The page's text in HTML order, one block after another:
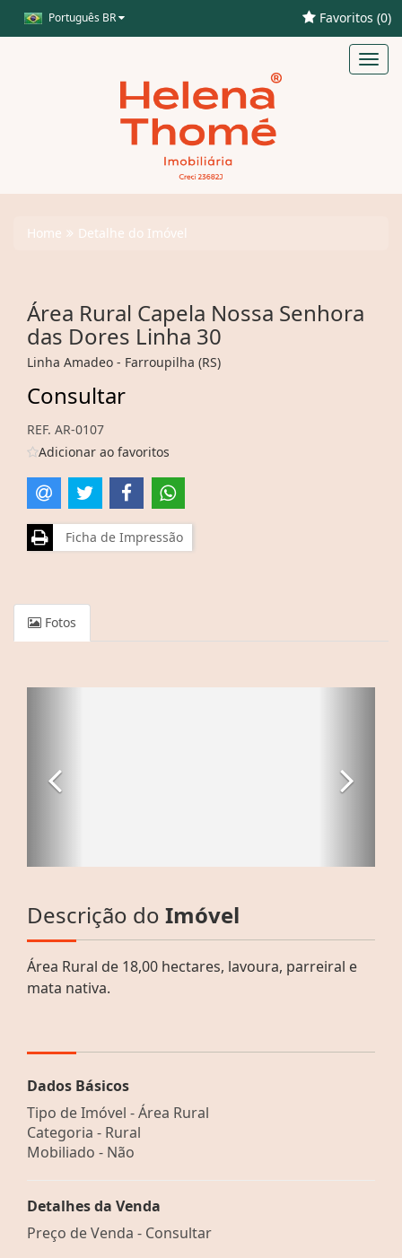
Português BR Favoritos (0)
Home Detalhe do Imóvel
Área Rural Capela Nossa Senhora
das Dores Linha 30
Linha Amadeo - Farroupilha (RS)
Consultar
REF. AR-0107
Adicionar ao favoritos
Ficha de Impressão
Fotos
Descrição do Imóvel
Área Rural de 18,00 hectares, lavoura, parreiral e
mata nativa.
Dados Básicos
Tipo de Imóvel - Área Rural
Categoria - Rural
Mobiliado - Não
Detalhes da Venda
Preço de Venda - Consultar